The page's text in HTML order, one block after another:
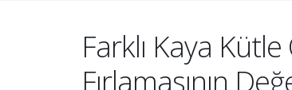
Farklı Kaya
Fırlamasının